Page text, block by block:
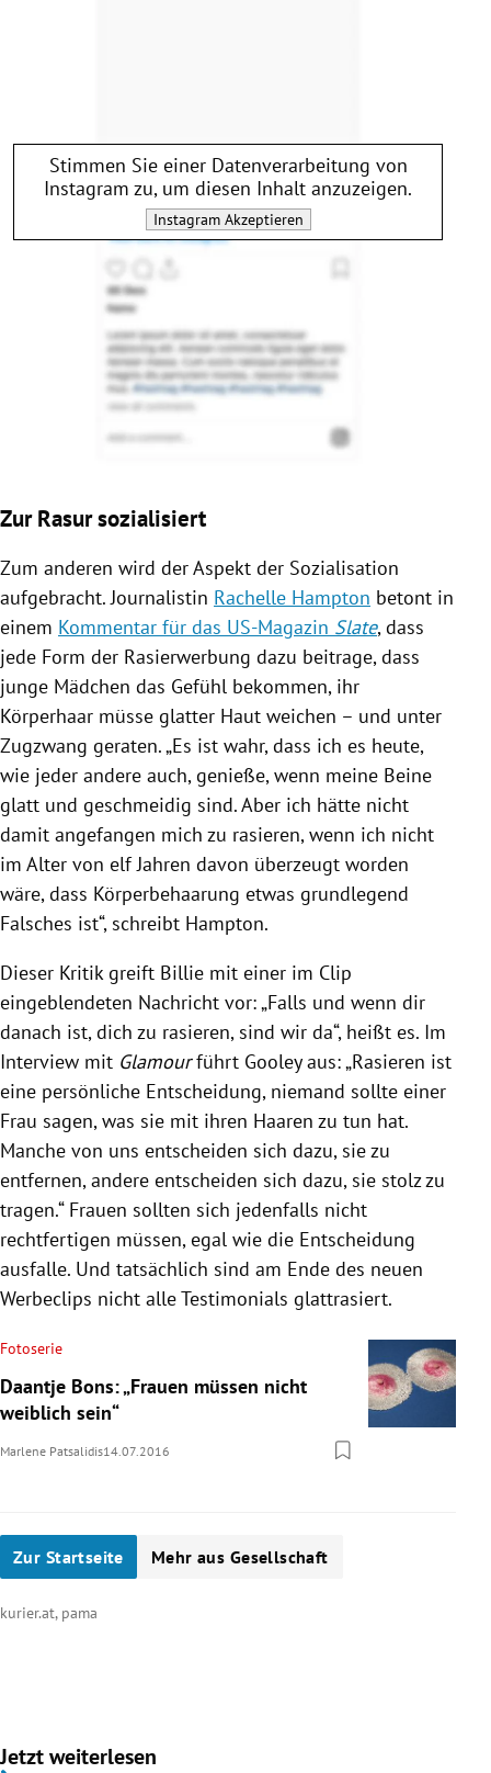
Stimmen Sie einer Datenverarbeitung von
Instagram zu, um diesen Inhalt anzuzeigen.
InstagramAkzeptieren
Zur Rasur sozialisiert
Zum anderen wird der Aspekt der Sozialisation
aufgebracht. Journalistin Rachelle Hampton betont in
einem Kommentar für das US-Magazin Slate, dass
jede Form der Rasierwerbung dazu beitrage, dass
junge Mädchen das Gefühl bekommen, ihr
Körperhaar müsse glatter Haut weichen – und unter
Zugzwang geraten. „Es ist wahr, dass ich es heute,
wie jeder andere auch, genieße, wenn meine Beine
glatt und geschmeidig sind. Aber ich hätte nicht
damit angefangen mich zu rasieren, wenn ich nicht
im Alter von elf Jahren davon überzeugt worden
wäre, dass Körperbehaarung etwas grundlegend
Falsches ist“, schreibt Hampton.
Dieser Kritik greift Billie mit einer im Clip
eingeblendeten Nachricht vor: „Falls und wenn dir
danach ist, dich zu rasieren, sind wir da“, heißt es. Im
Interview mit Glamourführt Gooley aus: „Rasieren ist
eine persönliche Entscheidung, niemand sollte einer
Frau sagen, was sie mit ihren Haaren zu tun hat.
Manche von uns entscheiden sich dazu, sie zu
entfernen, andere entscheiden sich dazu, sie stolz zu
tragen.“ Frauen sollten sich jedenfalls nicht
rechtfertigen müssen, egal wie die Entscheidung
ausfalle. Und tatsächlich sind am Ende des neuen
Werbeclips nicht alle Testimonials glattrasiert.
Fotoserie
Daantje Bons: „Frauen müssen nicht
weiblich sein“
Marlene Patsalidis14.07.2016
Zur Startseite Mehr aus Gesellschaft
kurier.at, pama
Jetzt weiterlesen